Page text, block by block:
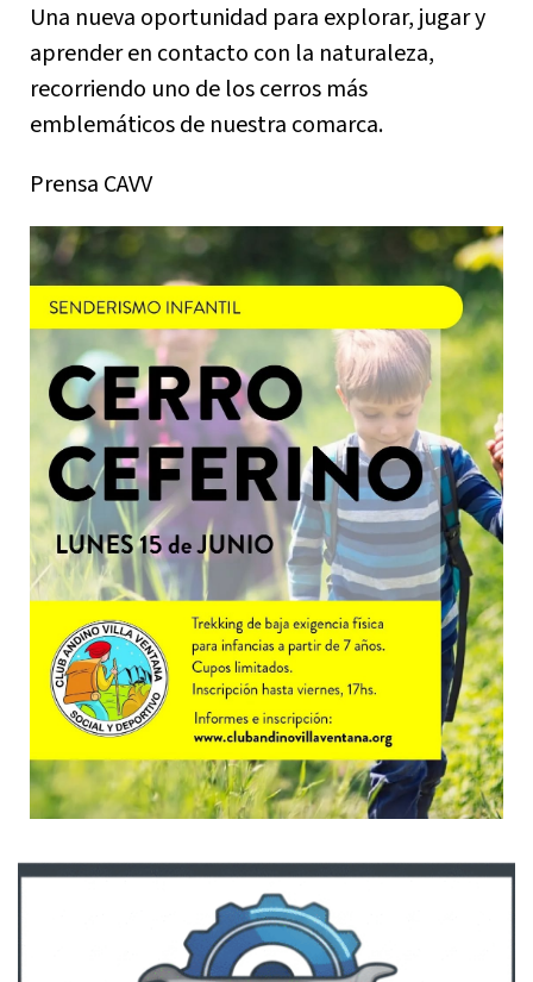
Una nueva oportunidad para explorar, jugar y
aprender en contacto con la naturaleza,
recorriendo uno de los cerros más
emblemáticos de nuestra comarca.
Prensa CAVV